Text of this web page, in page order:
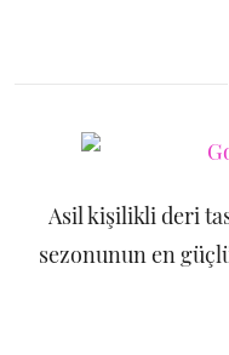
Asil kişilikli deri
sezonunun en